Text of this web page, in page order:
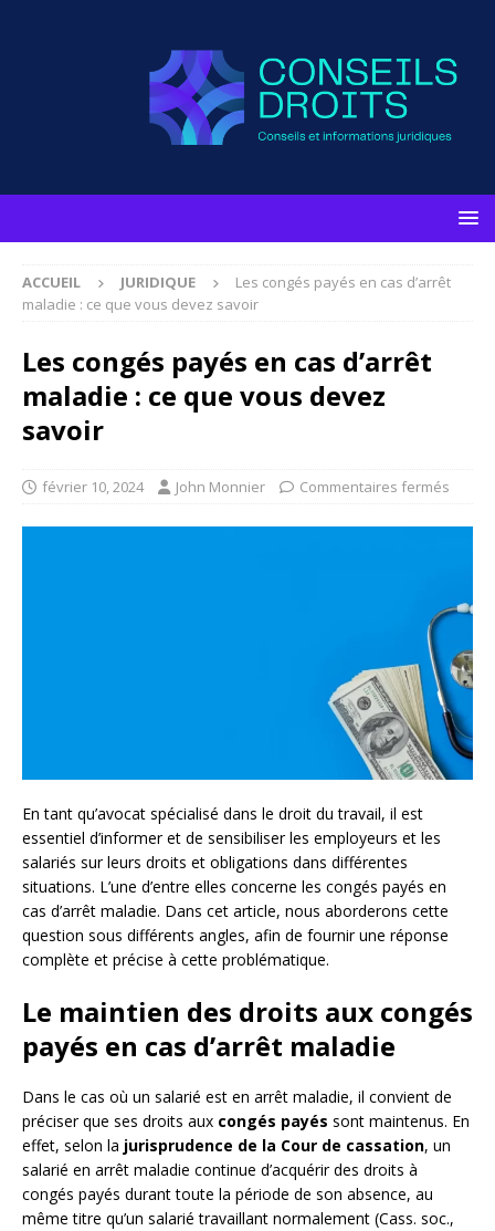
ACCUEIL JURIDIQUE
Les congés payés en cas d’arrêt
maladie : ce que vous devez savoir
Les congés payés en cas d’arrêt
maladie : ce que vous devez
savoir
février 10, 2024 John Monnier Commentaires fermés
En tant qu’avocat spécialisé dans le droit du travail, il est
essentiel d’informer et de sensibiliser les employeurs et les
salariés sur leurs droits et obligations dans différentes
situations. L’une d’entre elles concerne les congés payés en
cas d’arrêt maladie. Dans cet article, nous aborderons cette
question sous différents angles, afin de fournir une réponse
complète et précise à cette problématique.
Le maintien des droits aux congés
payés en cas d’arrêt maladie
Dans le cas où un salarié est en arrêt maladie, il convient de
préciser que ses droits aux congés payés sont maintenus. En
effet, selon la jurisprudence de la Cour de cassation, un
salarié en arrêt maladie continue d’acquérir des droits à
congés payés durant toute la période de son absence, au
même titre qu’un salarié travaillant normalement (Cass. soc.,